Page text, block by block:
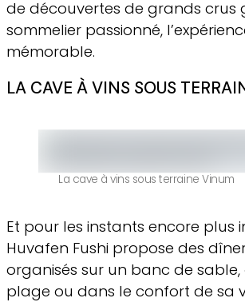
de découvertes de grands crus
sommelier passionné,
mémorable.
LA CAVE À VINS SOUS
La cave à vins sous terraine Vinum
Et pour les instants encore plus
Huvafen Fushi propose des
organisés sur un banc de
plage ou dans le confort de sa